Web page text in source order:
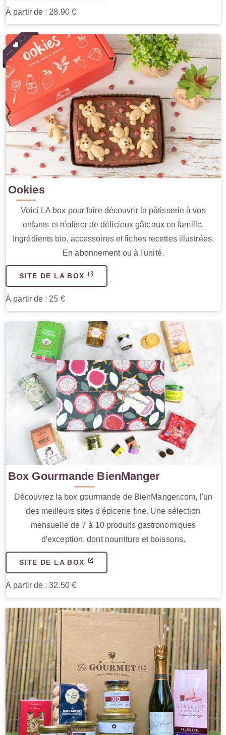
À partir de : 28.90 €
Ookies
Voici LA box pour faire découvrir la pâtisserie à vos
enfants et réaliser de délicieux gâteaux en famille.
Ingrédients bio, accessoires et fiches recettes illustrées.
En abonnement ou à l'unité.
SITE DE LA BOX
À partir de : 25 €
Box Gourmande BienManger
Découvrez la box gourmande de BienManger.com, l'un
des meilleurs sites d'épicerie fine. Une sélection
mensuelle de 7 à 10 produits gastronomiques
d'exception, dont nourriture et boissons.
SITE DE LA BOX
À partir de : 32.50 €